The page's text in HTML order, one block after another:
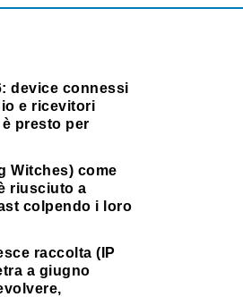
device connessi
e ricevitori
presto per
Witches) come
riusciuto a
colpendo i loro
raccolta (IP
a giugno